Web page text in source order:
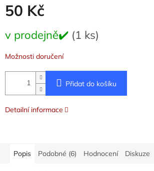
50 Kč
cena:
v prodejně✔️ (1 ks)
Možnosti doručení
Přidat do košíku
Detailní informace
Popis Podobné (6) Hodnocení Diskuze